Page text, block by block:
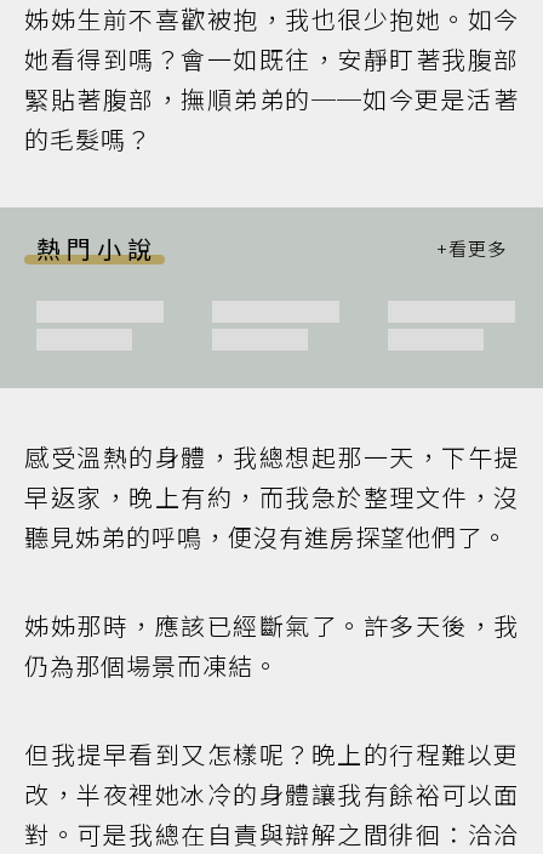
姊姊生前不喜歡被抱，我也很少抱她。如今
她看得到嗎？會一如既往，安靜盯著我腹部
緊貼著腹部，撫順弟弟的──如今更是活著
的毛髮嗎？
熱門小說
感受溫熱的身體，我總想起那一天，下午提
早返家，晚上有約，而我急於整理文件，沒
聽見姊弟的呼鳴，便沒有進房探望他們了。
姊姊那時，應該已經斷氣了。許多天後，我
仍為那個場景而凍結。
但我提早看到又怎樣呢？晚上的行程難以更
改，半夜裡她冰冷的身體讓我有餘裕可以面
對。可是我總在自責與辯解之間徘徊：洽洽